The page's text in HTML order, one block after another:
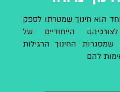
הוא חינוך שמטרתו לספק
הייחודיים של
שמסגרות החינוך הרגילות
להם